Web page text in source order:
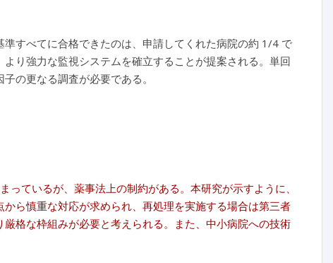
すべてに合格できたのは、申請してくれた病院の約 1/4 で
り強力な監視システムを確立することが提案される。単回
の更なる調査が必要である。
ているが、薬事法上の制約がある。本研究が示すように、
ら慎重な対応が求められ、再処理を実施する場合は第三者
格な枠組みが必要と考えられる。また、中小病院への技術